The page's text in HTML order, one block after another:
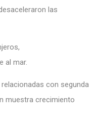
las
al mar.
relacionadas con segunda
muestra crecimiento